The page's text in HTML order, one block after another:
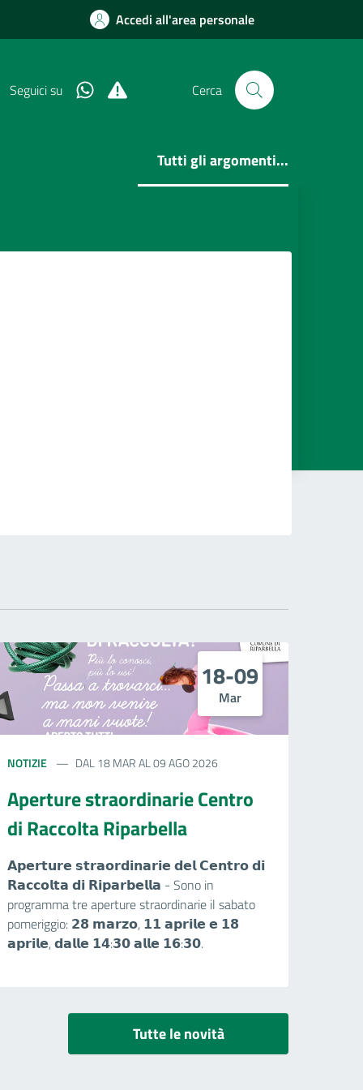
Accedi all'area personale
Seguici su WhatsappAlert SystemCerca
Tutti gli argomenti...
18-09
Mar
NOTIZIE DAL 18 MAR AL 09 AGO 2026
Aperture straordinarie Centro
di Raccolta Riparbella
𝗔𝗽𝗲𝗿𝘁𝘂𝗿𝗲 𝘀𝘁𝗿𝗮𝗼𝗿𝗱𝗶𝗻𝗮𝗿𝗶𝗲 𝗱𝗲𝗹 𝗖𝗲𝗻𝘁𝗿𝗼 𝗱𝗶
𝗥𝗮𝗰𝗰𝗼𝗹𝘁𝗮 𝗱𝗶 𝗥𝗶𝗽𝗮𝗿𝗯𝗲𝗹𝗹𝗮 - Sono in
programma tre aperture straordinarie il sabato
pomeriggio: 𝟮𝟴 𝗺𝗮𝗿𝘇𝗼, 𝟭𝟭 𝗮𝗽𝗿𝗶𝗹𝗲 𝗲 𝟭𝟴
𝗮𝗽𝗿𝗶𝗹𝗲, 𝗱𝗮𝗹𝗹𝗲 𝟭𝟰:𝟯𝟬 𝗮𝗹𝗹𝗲 𝟭𝟲:𝟯𝟬.
Tutte le novità